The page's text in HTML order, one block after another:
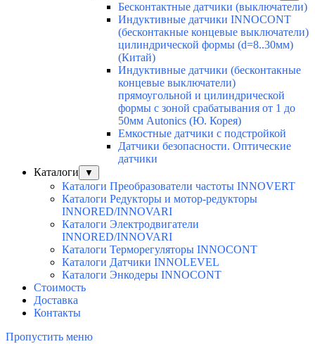
Бесконтактные датчики (выключатели)
Индуктивные датчики INNOCONT
(бесконтакные концевые выключатели)
цилиндрической формы (d=8..30мм)
(Китай)
Индуктивные датчики (бесконтакные
концевые выключатели)
прямоугольной и цилиндрической
формы с зоной срабатывания от 1 до
50мм Autonics (Ю. Корея)
Емкостные датчики с подстройкой
Датчики безопасности. Оптические
датчики
Каталоги
▼
Каталоги Преобразователи частоты INNOVERT
Каталоги Редукторы и мотор-редукторы
INNORED/INNOVARI
Каталоги Электродвигатели
INNORED/INNOVARI
Каталоги Терморегуляторы INNOCONT
Каталоги Датчики INNOLEVEL
Каталоги Энкодеры INNOCONT
Стоимость
Доставка
Контакты
Пропустить меню